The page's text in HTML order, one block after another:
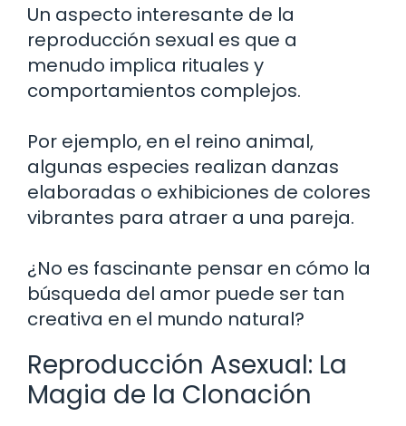
Un aspecto interesante de la
reproducción sexual es que a
menudo implica rituales y
comportamientos complejos.
Por ejemplo, en el reino animal,
algunas especies realizan danzas
elaboradas o exhibiciones de colores
vibrantes para atraer a una pareja.
¿No es fascinante pensar en cómo la
búsqueda del amor puede ser tan
creativa en el mundo natural?
Reproducción Asexual: La
Magia de la Clonación